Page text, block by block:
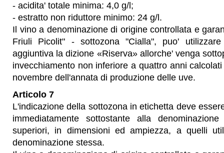
- acidita' totale minima: 4,0 g/l;
- estratto non riduttore minimo: 24 g/l.
Il vino a denominazione di origine controllata e
Friuli Picolit" - sottozona "Cialla", puo' utilizzare
aggiuntiva la dizione «Riserva» allorche' venga
invecchiamento non inferiore a quattro anni
novembre dell'annata di produzione delle uve.
Articolo 7
L'indicazione della sottozona in etichetta deve
immediatamente sottostante alla
superiori, in dimensioni ed ampiezza, a quelli
denominazione stessa.